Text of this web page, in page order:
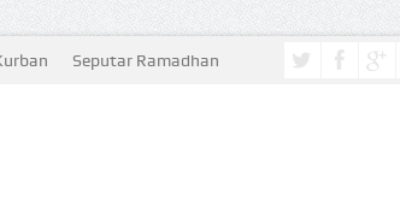
Seputar Ramadhan